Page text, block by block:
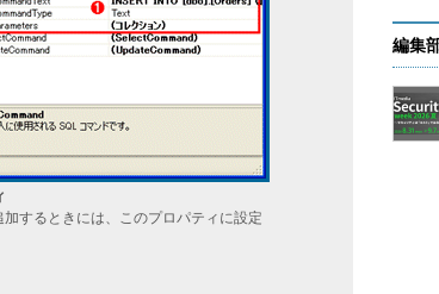
するときには、このプロパティに設定
編集